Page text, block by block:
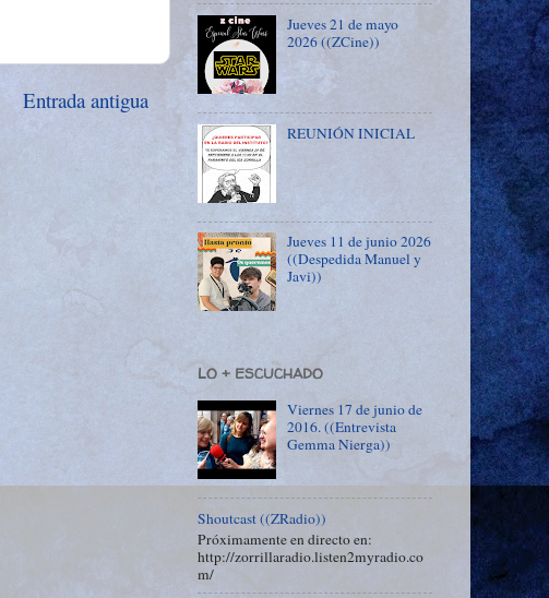
Entrada antigua
Jueves 21 de mayo
2026 ((ZCine))
REUNIÓN INICIAL
Jueves 11 de junio 2026
((Despedida Manuel y
Javi))
LO + ESCUCHADO
Viernes 17 de junio de
2016. ((Entrevista
Gemma Nierga))
Shoutcast ((ZRadio))
Próximamente en directo en:
http://zorrillaradio.listen2myradio.co
m/